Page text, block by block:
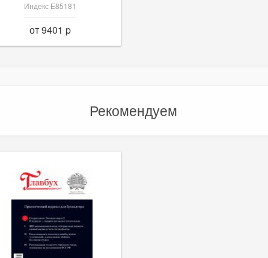
Индекс Е85181
от 9401 p
Рекомендуем